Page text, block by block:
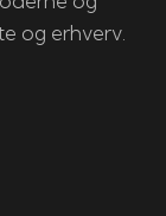
og erhverv.